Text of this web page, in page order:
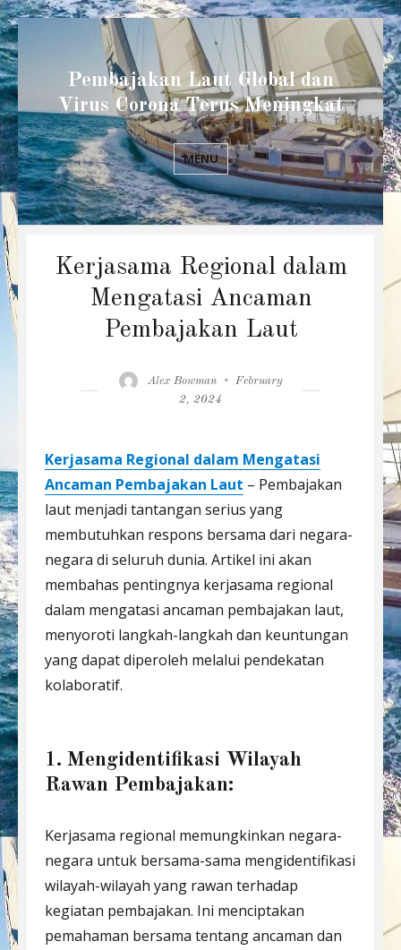
Pembajakan Laut Global dan
Virus Corona Terus Meningkat
MENU
Kerjasama Regional dalam
Mengatasi Ancaman
Pembajakan Laut
Author
Alex Bowman
Posted
February
2, 2024
Kerjasama Regional dalam Mengatasi
Ancaman Pembajakan Laut – Pembajakan
laut menjadi tantangan serius yang
membutuhkan respons bersama dari negara-
negara di seluruh dunia. Artikel ini akan
membahas pentingnya kerjasama regional
dalam mengatasi ancaman pembajakan laut,
menyoroti langkah-langkah dan keuntungan
yang dapat diperoleh melalui pendekatan
kolaboratif.
1. Mengidentifikasi Wilayah
Rawan Pembajakan:
Kerjasama regional memungkinkan negara-
negara untuk bersama-sama mengidentifikasi
wilayah-wilayah yang rawan terhadap
kegiatan pembajakan. Ini menciptakan
pemahaman bersama tentang ancaman dan